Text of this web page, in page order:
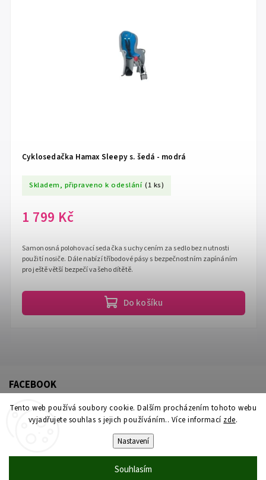
Tento web používá soubory cookie. Dalším procházením tohoto webu
vyjadřujete souhlas s jejich používáním.. Více informací zde.
Nastavení
Souhlasím
Cyklosedačka Hamax Sleepy s. šedá - modrá
Skladem, připraveno k odeslání (1 ks)
1 799 Kč
Do košíku
Samonosná polohovací sedačka s uchycením za sedlo bez nutnosti
použití nosiče. Dále nabízí tříbodové pásy s bezpečnostním zapínáním
pro ještě větší bezpečí vašeho dítětě.
FACEBOOK